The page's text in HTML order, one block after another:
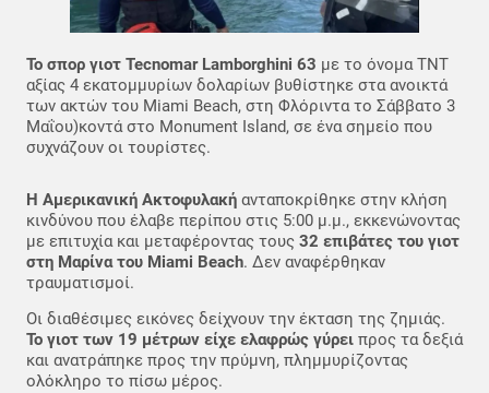
Το σπορ γιοτ Tecnomar Lamborghini 63 με το όνομα TNT
αξίας 4 εκατομμυρίων δολαρίων βυθίστηκε στα ανοικτά
των ακτών του Miami Beach, στη Φλόριντα το Σάββατο 3
Μαΐου)κοντά στο Monument Island, σε ένα σημείο που
συχνάζουν οι τουρίστες.
Η Αμερικανική Ακτοφυλακή ανταποκρίθηκε στην κλήση
κινδύνου που έλαβε περίπου στις 5:00 μ.μ., εκκενώνοντας
με επιτυχία και μεταφέροντας τους 32 επιβάτες του γιοτ
στη Μαρίνα του Miami Beach. Δεν αναφέρθηκαν
τραυματισμοί.
Οι διαθέσιμες εικόνες δείχνουν την έκταση της ζημιάς.
Το γιοτ των 19 μέτρων είχε ελαφρώς γύρει προς τα δεξιά
και ανατράπηκε προς την πρύμνη, πλημμυρίζοντας
ολόκληρο το πίσω μέρος.